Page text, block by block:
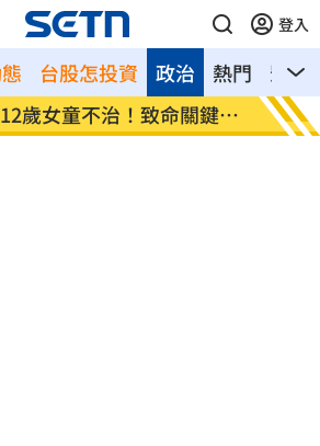
登入
台股怎投資 熱門 影音
政治
歲女童不治！致命關鍵曝
AI性
曝